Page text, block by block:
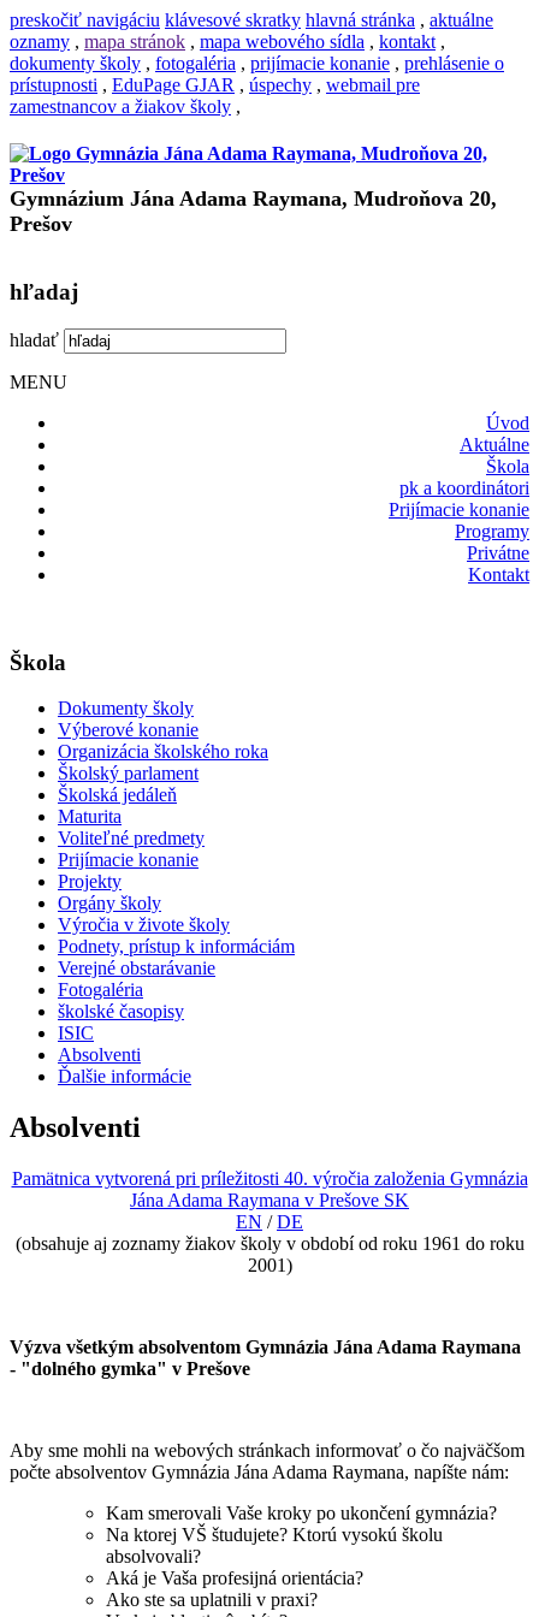
preskočiť navigáciu klávesové skratky hlavná stránka , aktuálne
oznamy , mapa stránok , mapa webového sídla , kontakt ,
dokumenty školy , fotogaléria , prijímacie konanie , prehlásenie o
prístupnosti , EduPage GJAR , úspechy , webmail pre
zamestnancov a žiakov školy ,
Gymnázium Jána Adama Raymana, Mudroňova 20,
Prešov
hľadaj
hladať
MENU
Úvod
Aktuálne
Škola
pk a koordinátori
Prijímacie konanie
Programy
Privátne
Kontakt
Škola
Dokumenty školy
Výberové konanie
Organizácia školského roka
Školský parlament
Školská jedáleň
Maturita
Voliteľné predmety
Prijímacie konanie
Projekty
Orgány školy
Výročia v živote školy
Podnety, prístup k informáciám
Verejné obstarávanie
Fotogaléria
školské časopisy
ISIC
Absolventi
Ďalšie informácie
Absolventi
Pamätnica vytvorená pri príležitosti 40. výročia založenia Gymnázia
Jána Adama Raymana v Prešove SK
EN /DE
(obsahuje aj zoznamy žiakov školy v období od roku 1961 do roku
2001)
Výzva všetkým absolventom Gymnázia Jána Adama Raymana
- "dolného gymka" v Prešove
Aby sme mohli na webových stránkach informovať o čo najväčšom
počte absolventov Gymnázia Jána Adama Raymana, napíšte nám:
Kam smerovali Vaše kroky po ukončení gymnázia?
Na ktorej VŠ študujete? Ktorú vysokú školu
absolvovali?
Aká je Vaša profesijná orientácia?
Ako ste sa uplatnili v praxi?